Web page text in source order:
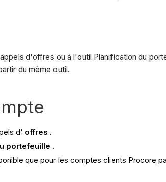
d'offres ou à l'outil Planification du
du même outil.
d' offres .
portefeuille .
que pour les comptes clients Procore